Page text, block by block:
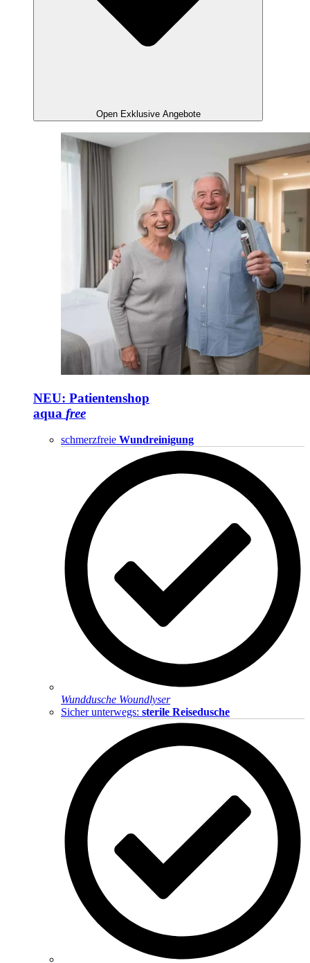
Open Exklusive Angebote
NEU: Patientenshop
aqua free
schmerzfreie Wundreinigung
Wunddusche Woundlyser
Sicher unterwegs: sterile Reisedusche